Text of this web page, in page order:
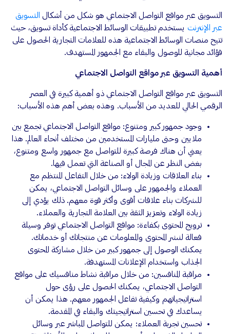
التسويق عبر مواقع التواصل الاجتماعي هو شكل من أشكال التسويق
عبر الإنترنت يستخدم تطبيقات الوسائط الاجتماعية كأداة تسويق، حيث
تتيح منصات الوسائط الاجتماعية هذه للعلامات التجارية الحصول على
فؤائد مجانية للوصول والبقاء مع الجمهور المستهدف.
أهمية التسويق عبر مواقع التواصل الاجتماعي
التسويق عبر مواقع التواصل الاجتماعي ذو أهمية كبيرة في العصر
الرقمي الحالي للعديد من الأسباب. وهذه بعض أهم هذه الأسباب:
وجود جمهور كبير ومتنوع: مواقع التواصل الاجتماعي تجمع بين
ملايين وحتى مليارات المستخدمين من مختلف أنحاء العالم. هذا
يعني أن هناك فرصة كبيرة للتواصل مع جمهور واسع ومتنوع،
بغض النظر عن المجال أو الصناعة التي تعمل فيها.
بناء العلاقات وزيادة الولاء: من خلال التفاعل المنتظم مع
العملاء والجمهور على وسائل التواصل الاجتماعي، يمكن
للشركات بناء علاقات أقوى وأكثر قوة معهم. ذلك يؤدي إلى
زيادة الولاء وتعزيز الثقة بين العلامة التجارية والعملاء.
ترويج المحتوى بكفاءة: مواقع التواصل الاجتماعي توفر وسيلة
فعالة لنشر المحتوى والمعلومات عن منتجاتك أو خدماتك.
يمكنك الوصول إلى جمهور كبير من خلال مشاركة المحتوى
الجذاب واستخدام الإعلانات المستهدفة.
مراقبة المنافسين: من خلال مراقبة نشاط منافسيك على مواقع
التواصل الاجتماعي، يمكنك الحصول على رؤى حول
استراتيجياتهم وكيفية تفاعل الجمهور معهم. هذا يمكن أن
يساعدك في تحسين استراتيجيتك والبقاء في المقدمة.
تحسين تجربة العملاء: يمكن للتواصل المباشر عبر وسائل